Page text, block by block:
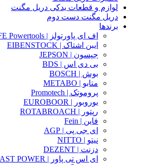
لوازم و قطعات یدکی دریل مگنت
دریل مگنت دست دوم
برندها
اف ای پاورتولز | FE Powertools
ایبن اشتاک | EIBENSTOCK
جپسون | JEPSON
بی دی اس | BDS
بوش | BOSCH
متابو | METABO
پروموتک | Promotech
یوروبور | EUROBOOR
رپتور | ROTABROACH
فاین | Fein
ای جی پی | AGP
نیتو | NITTO
دزنت | DEZENT
ای اس تی پاور | AST POWER